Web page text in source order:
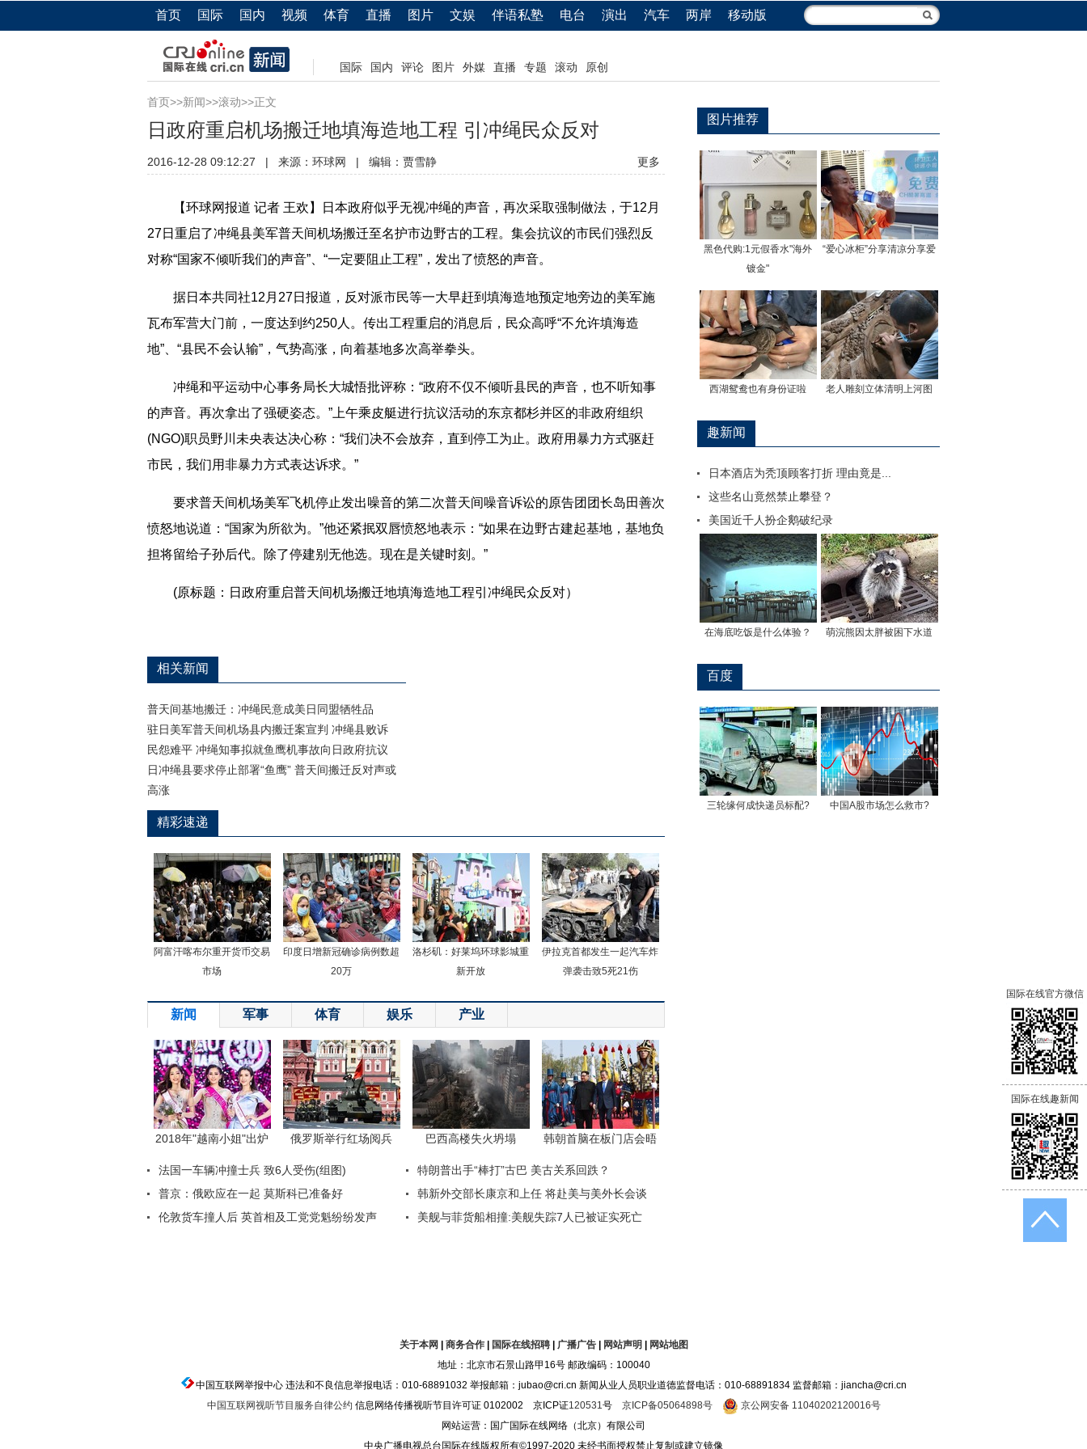
首页 国际 国内 视频 体育 直播 图片 文娱 伴语私塾 电台 演出 汽车 两岸 移动版
国际 国内 评论 图片 外媒 直播 专题 滚动 原创
首页>>新闻>>滚动>>正文
日政府重启机场搬迁地填海造地工程 引冲绳民众反对
2016-12-28 09:12:27 | 来源： 环球网 | 编辑：贾雪静 更多
【环球网报道 记者 王欢】日本政府似乎无视冲绳的声音，再次采取强制做法，于12月
27日重启了冲绳县美军普天间机场搬迁至名护市边野古的工程。集会抗议的市民们强烈反
对称“国家不倾听我们的声音”、“一定要阻止工程”，发出了愤怒的声音。
据日本共同社12月27日报道，反对派市民等一大早赶到填海造地预定地旁边的美军施
瓦布军营大门前，一度达到约250人。传出工程重启的消息后，民众高呼“不允许填海造
地”、“县民不会认输”，气势高涨，向着基地多次高举拳头。
冲绳和平运动中心事务局长大城悟批评称：“政府不仅不倾听县民的声音，也不听知事
的声音。再次拿出了强硬姿态。”上午乘皮艇进行抗议活动的东京都杉并区的非政府组织
(NGO)职员野川未央表达决心称：“我们决不会放弃，直到停工为止。政府用暴力方式驱赶
市民，我们用非暴力方式表达诉求。”
要求普天间机场美军飞机停止发出噪音的第二次普天间噪音诉讼的原告团团长岛田善次
愤怒地说道：“国家为所欲为。”他还紧抿双唇愤怒地表示：“如果在边野古建起基地，基地负
担将留给子孙后代。除了停建别无他选。现在是关键时刻。”
(原标题：日政府重启普天间机场搬迁地填海造地工程引冲绳民众反对）
相关新闻
普天间基地搬迁：冲绳民意成美日同盟牺牲品
驻日美军普天间机场县内搬迁案宣判 冲绳县败诉
民怨难平 冲绳知事拟就鱼鹰机事故向日政府抗议
日冲绳县要求停止部署“鱼鹰” 普天间搬迁反对声或
高涨
精彩速递
阿富汗喀布尔重开货币交易
市场
印度日增新冠确诊病例数超
20万
洛杉矶：好莱坞环球影城重
新开放
伊拉克首都发生一起汽车炸
弹袭击致5死21伤
新闻 军事 体育 娱乐 产业
图片推荐
黑色代购:1元假香水"海外
镀金"
“爱心冰柜”分享清凉分享爱
西湖鸳鸯也有身份证啦 老人雕刻立体清明上河图
趣新闻
日本酒店为秃顶顾客打折 理由竟是...
这些名山竟然禁止攀登？
美国近千人扮企鹅破纪录
在海底吃饭是什么体验？ 萌浣熊因太胖被困下水道
百度
三轮缘何成快递员标配? 中国A股市场怎么救市?
关于本网 商务合作| 国际在线招聘| 广播广告| 网站声明
网站地图
地址：北京市石景山路甲16号 邮政编码：100040
中国互联网举报中心 违法和不良信息举报电话：010-68891032 举报邮箱：jubao@cri.cn 新闻从业人员职业道德监督电话：010-68891834 监督邮箱：jiancha@cri.cn
中国互联网视听节目服务自律公约 信息网络传播视听节目许可证 0102002 京ICP证120531号 京ICP备05064898号
京公网安备 11040202120016号
网站运营：国广国际在线网络（北京）有限公司
中央广播电视总台国际在线版权所有©1997-2020 未经书面授权禁止复制或建立镜像
国际在线官方微信
国际在线趣新闻